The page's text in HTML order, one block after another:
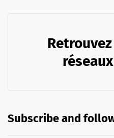
Subscribe and